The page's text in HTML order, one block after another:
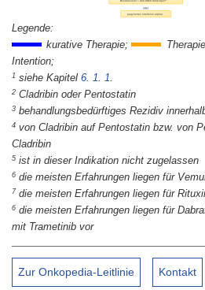
kurative Therapie;
Intention;
1 siehe Kapitel 6. 1. 1.
2 Cladribin oder Pentostatin
3 behandlungsbedürftiges Rezidiv
4 von Cladribin auf Pentostatin bzw. von
Cladribin
5 ist in dieser Indikation nicht zugelassen
6 die meisten Erfahrungen liegen für
7 die meisten Erfahrungen liegen für
6 die meisten Erfahrungen liegen für
mit Trametinib vor
Zur Onkopedia-Leitlinie Kontakt